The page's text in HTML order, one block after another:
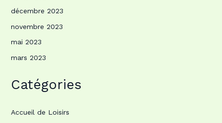
décembre 2023
novembre 2023
mai 2023
mars 2023
Catégories
Accueil de Loisirs